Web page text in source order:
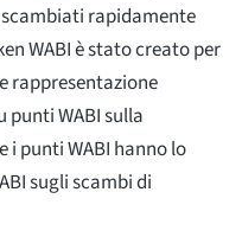
scambiati rapidamente
WABI è stato creato per
rappresentazione
punti WABI sulla
i punti WABI hanno lo
sugli scambi di